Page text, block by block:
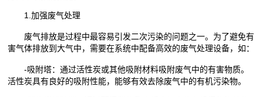
1.加强废气处理
废气排放是过程中最容易引发二次污染的问题之一。为了避免有
害气体排放到大气中，需要在系统中配备高效的废气处理设备，如：
-吸附塔：通过活性炭或其他吸附材料吸附废气中的有害物质。
活性炭具有良好的吸附性能，能够有效去除废气中的有机污染物。